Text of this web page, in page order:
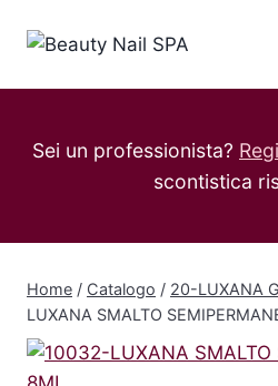
Sei un professionista?
scontistica
Home / Catalogo / 20-LUXANA
LUXANA SMALTO